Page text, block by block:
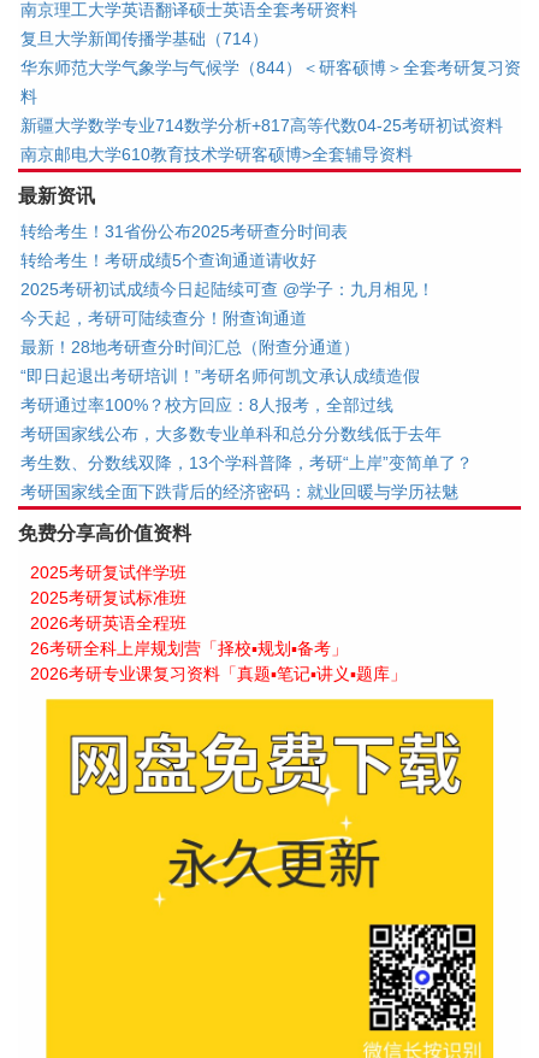
南京理工大学英语翻译硕士英语全套考研资料
复旦大学新闻传播学基础（714）
华东师范大学气象学与气候学（844）＜研客硕博＞全套考研复习资
料
新疆大学数学专业714数学分析+817高等代数04-25考研初试资料
南京邮电大学610教育技术学研客硕博>全套辅导资料
最新资讯
转给考生！31省份公布2025考研查分时间表
转给考生！考研成绩5个查询通道请收好
2025考研初试成绩今日起陆续可查 @学子：九月相见！
今天起，考研可陆续查分！附查询通道
最新！28地考研查分时间汇总（附查分通道）
“即日起退出考研培训！”考研名师何凯文承认成绩造假
考研通过率100%？校方回应：8人报考，全部过线
考研国家线公布，大多数专业单科和总分分数线低于去年
考生数、分数线双降，13个学科普降，考研“上岸”变简单了？
考研国家线全面下跌背后的经济密码：就业回暖与学历祛魅
免费分享高价值资料
2025考研复试伴学班
2025考研复试标准班
2026考研英语全程班
26考研全科上岸规划营「择校▪规划▪备考」
2026考研专业课复习资料「真题▪笔记▪讲义▪题库」